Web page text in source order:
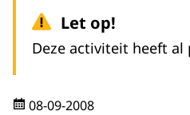
Let op!
Deze activiteit heeft al
08-09-2008